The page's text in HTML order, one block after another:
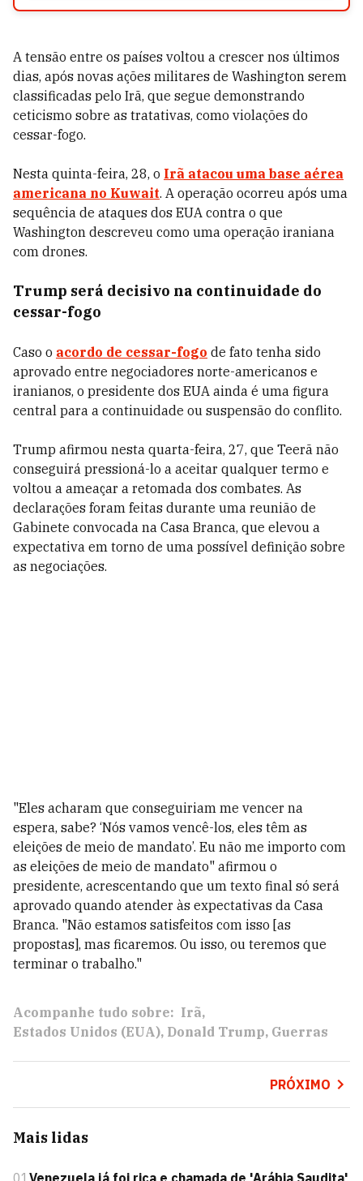
A tensão entre os países voltou a crescer nos últimos
dias, após novas ações militares de Washington serem
classificadas pelo Irã, que segue demonstrando
ceticismo sobre as tratativas, como violações do
cessar-fogo.
Nesta quinta-feira, 28, o Irã atacou uma base aérea
americana no Kuwait. A operação ocorreu após uma
sequência de ataques dos EUA contra o que
Washington descreveu como uma operação iraniana
com drones.
Trump será decisivo na continuidade do
cessar-fogo
Caso o acordo de cessar-fogo de fato tenha sido
aprovado entre negociadores norte-americanos e
iranianos, o presidente dos EUA ainda é uma figura
central para a continuidade ou suspensão do conflito.
Trump afirmou nesta quarta-feira, 27, que Teerã não
conseguirá pressioná-lo a aceitar qualquer termo e
voltou a ameaçar a retomada dos combates. As
declarações foram feitas durante uma reunião de
Gabinete convocada na Casa Branca, que elevou a
expectativa em torno de uma possível definição sobre
as negociações.
"Eles acharam que conseguiriam me vencer na
espera, sabe? ‘Nós vamos vencê-los, eles têm as
eleições de meio de mandato’. Eu não me importo com
as eleições de meio de mandato" afirmou o
presidente, acrescentando que um texto final só será
aprovado quando atender às expectativas da Casa
Branca. "Não estamos satisfeitos com isso [as
propostas], mas ficaremos. Ou isso, ou teremos que
terminar o trabalho."
Acompanhe tudo sobre: Irã
Estados Unidos (EUA) Donald Trump Guerras
PRÓXIMO
Mais lidas
01 Venezuela já foi rica e chamada de 'Arábia Saudita'